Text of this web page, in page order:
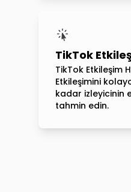
TikTok
TikTok Etkileşim
Etkileşimini
kadar izleyicinin
tahmin edin.